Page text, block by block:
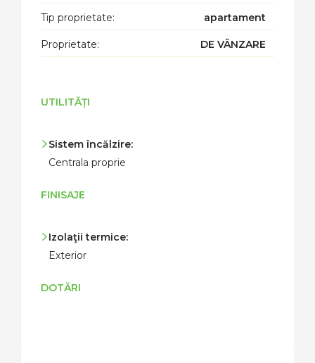
Tip proprietate: apartament
Proprietate: DE VÂNZARE
UTILITĂȚI
Sistem încălzire:
Centrala proprie
FINISAJE
Izolaţii termice:
Exterior
DOTĂRI